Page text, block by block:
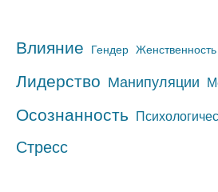
Влияние Гендер Женственность
Лидерство Манипуляции
Осознанность
Стресс